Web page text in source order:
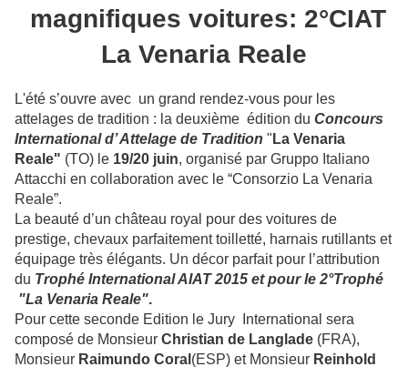
magnifiques voitures: 2°CIAT
La Venaria Reale
L'été s’ouvre avec un grand rendez-vous pour les
attelages de tradition : la deuxième édition du Concours
International d’ Attelage de Tradition " La Venaria
Reale" (TO) le 19/20 juin, organisé par Gruppo Italiano
Attacchi en collaboration avec le “Consorzio La Venaria
Reale”.
La beauté d’un château royal pour des voitures de
prestige, chevaux parfaitement toilletté, harnais rutillants et
équipage très élégants. Un décor parfait pour l’attribution
du Trophé International AIAT 2015 et pour le 2°Trophé
"La Venaria Reale".
Pour cette seconde Edition le Jury International sera
composé de Monsieur Christian de Langlade (FRA),
Monsieur Raimundo Coral (ESP) et Monsieur Reinhold